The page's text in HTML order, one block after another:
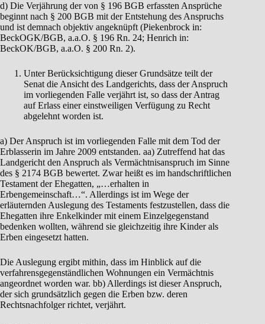
d) Die Verjährung der von § 196 BGB erfassten Ansprüche
beginnt nach § 200 BGB mit der Entstehung des Anspruchs
und ist demnach objektiv angeknüpft (Piekenbrock in:
BeckOGK/BGB, a.a.O. § 196 Rn. 24; Henrich in:
BeckOK/BGB, a.a.O. § 200 Rn. 2).
Unter Berücksichtigung dieser Grundsätze teilt der
Senat die Ansicht des Landgerichts, dass der Anspruch
im vorliegenden Falle verjährt ist, so dass der Antrag
auf Erlass einer einstweiligen Verfügung zu Recht
abgelehnt worden ist.
a) Der Anspruch ist im vorliegenden Falle mit dem Tod der
Erblasserin im Jahre 2009 entstanden. aa) Zutreffend hat das
Landgericht den Anspruch als Vermächtnisanspruch im Sinne
des § 2174 BGB bewertet. Zwar heißt es im handschriftlichen
Testament der Ehegatten, „…erhalten in
Erbengemeinschaft…“. Allerdings ist im Wege der
erläuternden Auslegung des Testaments festzustellen, dass die
Ehegatten ihre Enkelkinder mit einem Einzelgegenstand
bedenken wollten, während sie gleichzeitig ihre Kinder als
Erben eingesetzt hatten.
Die Auslegung ergibt mithin, dass im Hinblick auf die
verfahrensgegenständlichen Wohnungen ein Vermächtnis
angeordnet worden war. bb) Allerdings ist dieser Anspruch,
der sich grundsätzlich gegen die Erben bzw. deren
Rechtsnachfolger richtet, verjährt.